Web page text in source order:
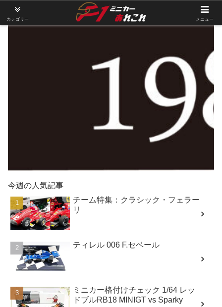
今週の人気記事
チーム特集：クラシック・フェラー
リ
ティレル 006 F.セベール
ミニカー格付けチェック 1/64 レッ
ドブルRB18 MINIGT vs Sparky
カテゴリー メニュー